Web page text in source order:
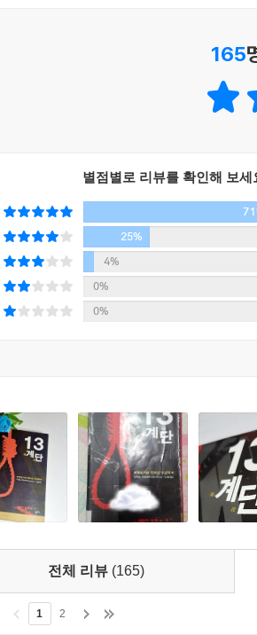
, 작은 범죄가 언론의 확대 해석에 의해 부
를 살린 사형 집행 과정
단』에서는 두 차례의 집행 과정을 교도
발작을 일으키는 사형수나, 사형수의 죽
들이 갖는 살인에 대한 공포, 죄를 부정
독자들의 간접 체험과 각성을 유도한다.
165
별점별로 리뷰를 확인해 보세
25%
4%
0%
0%
전체 리뷰 (165)
1 2